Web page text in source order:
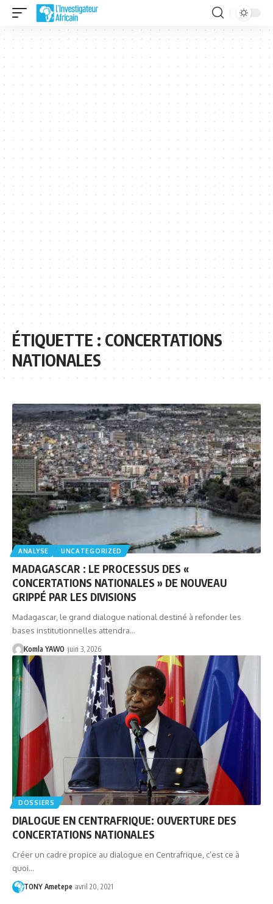
ÉTIQUETTE :CONCERTATIONS
NATIONALES
ANALYSE UNCATEGORIZED
MADAGASCAR : LE PROCESSUS DES «
CONCERTATIONS NATIONALES » DE NOUVEAU
GRIPPÉ PAR LES DIVISIONS
Madagascar, le grand dialogue national destiné à refonder les
bases institutionnelles attendra…
Komla YAWO juin 3, 2026
DOSSIERS
DIALOGUE EN CENTRAFRIQUE: OUVERTURE DES
CONCERTATIONS NATIONALES
Créer un cadre propice au dialogue en Centrafrique, c’est ce à
quoi…
TONY Ametepe avril 20, 2021